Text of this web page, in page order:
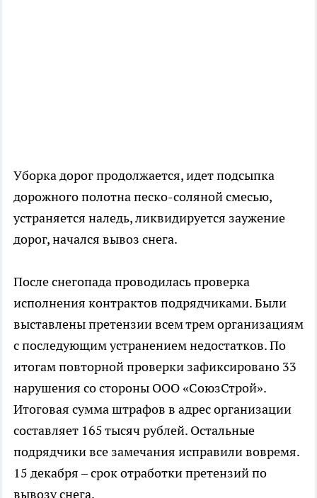
Уборка дорог продолжается, идет подсыпка
дорожного полотна песко-соляной смесью,
устраняется наледь, ликвидируется заужение
дорог, начался вывоз снега.
После снегопада проводилась проверка
исполнения контрактов подрядчиками. Были
выставлены претензии всем трем организациям
с последующим устранением недостатков. По
итогам повторной проверки зафиксировано 33
нарушения со стороны ООО «СоюзСтрой».
Итоговая сумма штрафов в адрес организации
составляет 165 тысяч рублей. Остальные
подрядчики все замечания исправили вовремя.
15 декабря – срок отработки претензий по
вывозу снега.